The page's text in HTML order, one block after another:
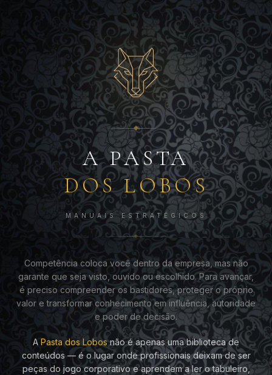
A PASTA
DOS LOBOS
MANUAIS ESTRATÉGICOS
Competência coloca você dentro da empresa, mas não
garante que seja visto, ouvido ou escolhido. Para avançar,
é preciso compreender os bastidores, proteger o próprio
valor e transformar conhecimento em influência, autoridade
e poder de decisão.
A Pasta dos Lobosnão é apenas uma biblioteca de
conteúdos — é o lugar onde profissionais deixam de ser
peças do jogo corporativo e aprendem a ler o tabuleiro,